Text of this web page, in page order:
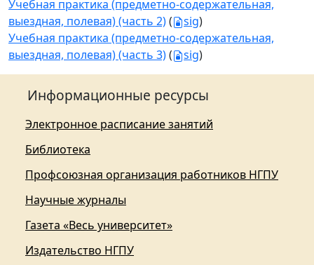
Учебная практика (предметно-содержательная,
выездная, полевая) (часть 2)( sig)
Учебная практика (предметно-содержательная,
выездная, полевая) (часть 3)( sig)
Информационные ресурсы
Электронное расписание занятий
Библиотека
Профсоюзная организация работников НГПУ
Научные журналы
Газета «Весь университет»
Издательство НГПУ